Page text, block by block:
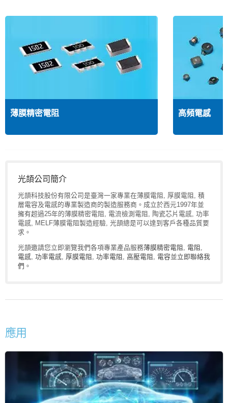
薄膜精密電阻 高頻電感
光頡公司簡介
光頡科技股份有限公司是臺灣一家專業在薄膜電阻, 厚膜電阻, 積
層電容及電感的專業製造商的製造服務商。成立於西元1997年並
擁有超過25年的薄膜精密電阻, 電流檢測電阻, 陶瓷芯片電感, 功率
電感, MELF薄膜電阻製造經驗, 光頡總是可以達到客戶各種品質要
求。
光頡邀請您立即瀏覽我們各項專業產品服務薄膜精密電阻 , 電阻 ,
電感, 功率電感, 厚膜電阻 , 功率電阻 , 高壓電阻 , 電容並立即聯絡我
們 。
應用